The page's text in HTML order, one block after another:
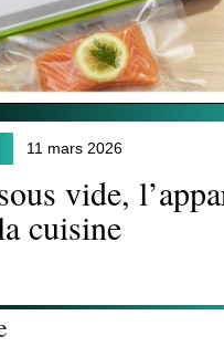
11 mars 2026
vide,
cuisine